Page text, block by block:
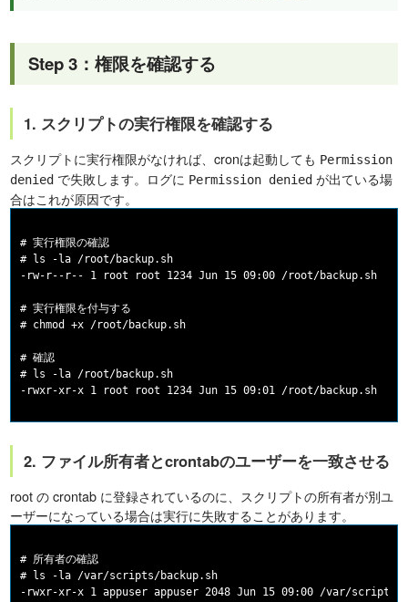
Step 3：権限を確認する
1. スクリプトの実行権限を確認する
スクリプトに実行権限がなければ、cronは起動しても Permission
denied で失敗します。ログに Permission denied が出ている場
合はこれが原因です。
# 実行権限の確認
# ls -la /root/backup.sh
-rw-r--r-- 1 root root 1234 Jun 15 09:00 /root/backup.sh
# 実行権限を付与する
# chmod +x /root/backup.sh
# 確認
# ls -la /root/backup.sh
2. ファイル所有者とcrontabのユーザーを一致させる
root の crontab に登録されているのに、スクリプトの所有者が別ユ
ーザーになっている場合は実行に失敗することがあります。
# 所有者の確認
# ls -la /var/scripts/backup.sh
-rwxr-xr-x 1 appuser appuser 2048 Jun 15 09:00 /var/scripts/